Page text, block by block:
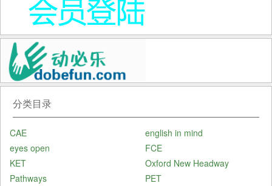
分类目录
CAE
english in mind
eyes open
FCE
KET
Oxford New Headway
Pathways
PET